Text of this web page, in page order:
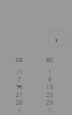
›
СБ ВС
29
1
7
8
14
15
21
22
28
29
4 5